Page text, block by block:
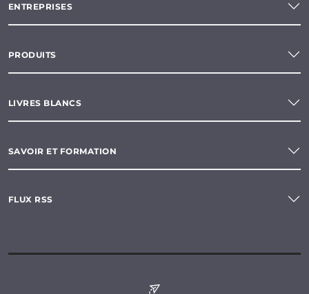
ENTREPRISES
PRODUITS
LIVRES BLANCS
SAVOIR ET FORMATION
FLUX RSS